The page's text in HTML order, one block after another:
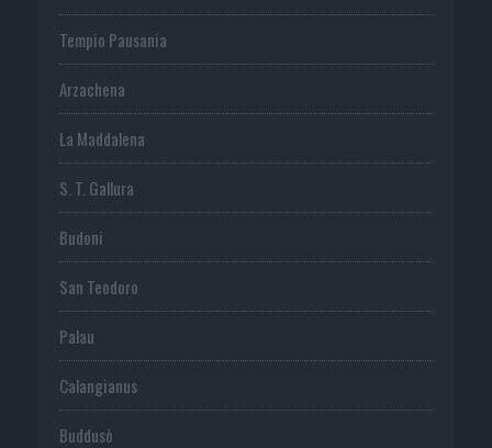
Tempio Pausania
Arzachena
La Maddalena
S. T. Gallura
Budoni
San Teodoro
Palau
Calangianus
Buddusò